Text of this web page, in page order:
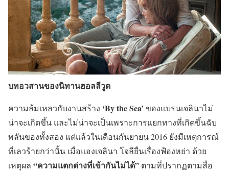
บทอวสานของนิทานฮอลลีวูด
ความล้มเหลวกับงานสร้าง ‘By the Sea’ ของแบรนเจลินาไม่
น่าจะเกิดขึ้น และไม่น่าจะเป็นเพราะการแยกทางที่เกิดขึ้นฉับ
พลันของทั้งสอง แต่แล้วในเดือนกันยายน 2016 ยังมีเหตุการณ์
ที่เลวร้ายกว่านั้น เมื่อแองเจลินา โจลียื่นเรื่องฟ้องหย่า ด้วย
เหตุผล “ความแตกต่างที่เข้ากันไม่ได้” ตามที่ปรากฏตามสื่อ